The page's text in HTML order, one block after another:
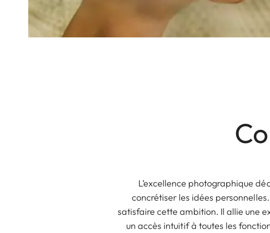
L’excellence photographique
concrétiser les idées
satisfaire cette ambition. Il allie une
un accès intuitif à toutes les